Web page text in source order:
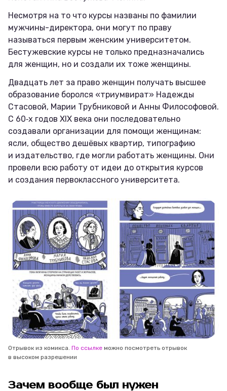
Несмотря на то что курсы названы по фамилии
мужчины-директора, они могут по праву
называться первым женским университетом.
Бестужевские курсы не только предназначались
для женщин, но и создали их тоже женщины.
Двадцать лет за право женщин получать высшее
образование боролся «триумвират» Надежды
Стасовой, Марии Трубниковой и Анны Философовой.
С 60‑х годов XIX века они последовательно
создавали организации для помощи женщинам:
ясли, общество дешёвых квартир, типографию
и издательство, где могли работать женщины. Они
провели всю работу от идеи до открытия курсов
и создания первоклассного университета.
Отрывок из комикса. По ссылке можно посмотреть отрывок
в высоком разрешении
Зачем вообще был нужен